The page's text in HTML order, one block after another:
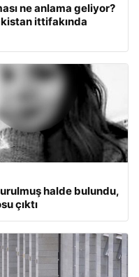
ne anlama geliyor?
ittifakında
halde bulundu,
çıktı